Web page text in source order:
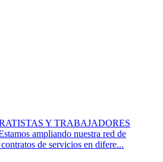
Y TRABAJADORES
ampliando nuestra red de
de servicios en difere...